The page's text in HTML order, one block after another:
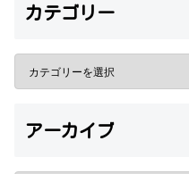
カテゴリー
アーカイブ